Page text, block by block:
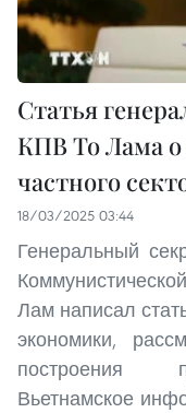
Статья
КПВ То Лама
частного
18/03/2025 03:44
Генеральный
Лам написал
экономики,
построения
Вьетнамское